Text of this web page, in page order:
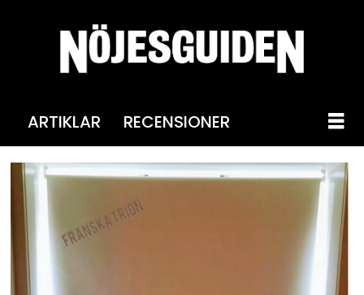
ARTIKLAR RECENSIONER